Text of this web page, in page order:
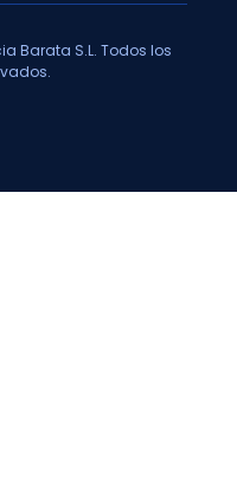
Barata S.L. Todos los